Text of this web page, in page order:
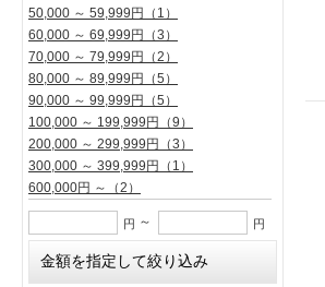
50,000 ～ 59,999円
（1）
60,000 ～ 69,999円
（3）
70,000 ～ 79,999円
（2）
80,000 ～ 89,999円
（5）
90,000 ～ 99,999円
（5）
100,000 ～ 199,999円
（9）
200,000 ～ 299,999円
（3）
300,000 ～ 399,999円
（1）
600,000円 ～
（2）
円 ～ 円